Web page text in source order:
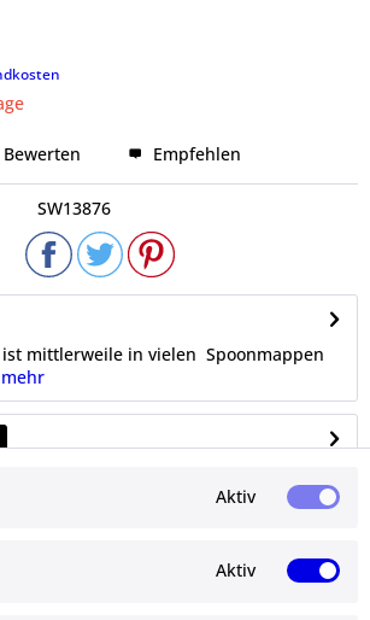
Bewerten Empfehlen
SW13876
mittlerweile in vielen Spoonmappen
mehr
Aktiv
Aktiv